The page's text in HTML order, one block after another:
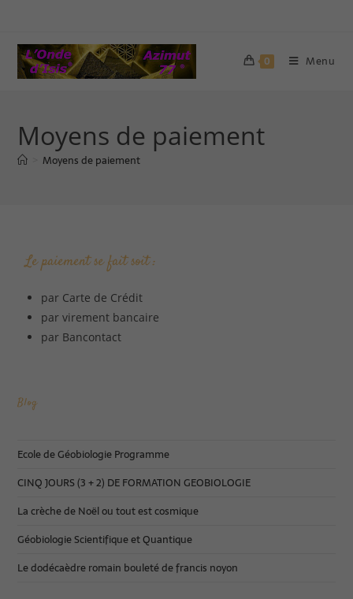
0 Menu
Moyens de paiement
Moyens de paiement
Le paiement se fait soit :
par Carte de Crédit
par virement bancaire
par Bancontact
Blog
Ecole de Géobiologie Programme
CINQ JOURS (3 + 2) DE FORMATION GEOBIOLOGIE
La crèche de Noël ou tout est cosmique
Géobiologie Scientifique et Quantique
Le dodécaèdre romain bouleté de francis noyon